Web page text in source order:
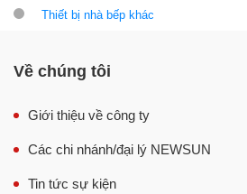
Thiết bị nhà bếp khác
Về chúng tôi
Giới thiệu về công ty
Các chi nhánh/đại lý NEWSUN
Tin tức sự kiện